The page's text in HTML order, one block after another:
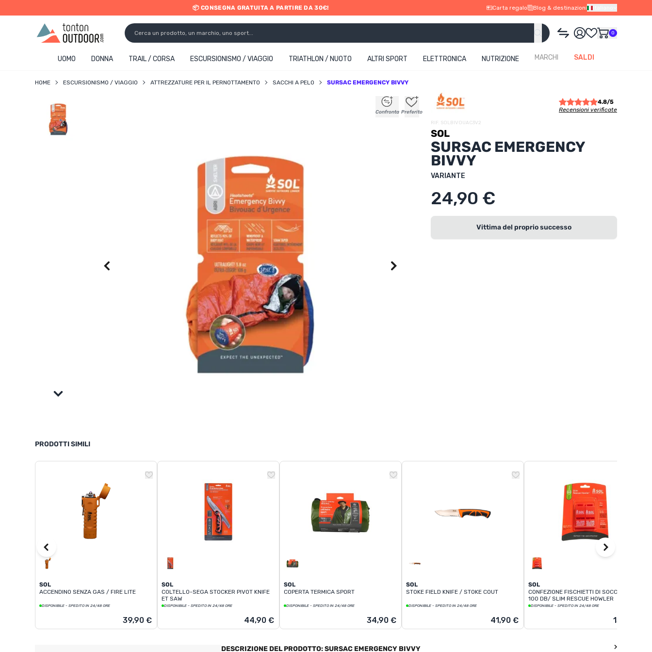
content
📦 CONSEGNA GRATUITA A PARTIRE DA 30€! Carta regalo Blog & destinazioni Italiano
0
UOMO DONNA TRAIL / CORSA ESCURSIONISMO / VIAGGIO TRIATHLON / NUOTO ALTRI SPORT ELETTRONICA NUTRIZIONE MARCHI SALDI
HOME ESCURSIONISMO / VIAGGIO ATTREZZATURE PER IL PERNOTTAMENTO SACCHI A PELO SURSAC EMERGENCY BIVVY
+
+
Confronta
+
+
Preferito
4.8/5
Recensioni verificate
RIF. SOLBIVOUAC3V2
SOL
SURSAC EMERGENCY
BIVVY
VARIANTE
24,90 €
Vittima del proprio successo
PRODOTTI SIMILI
SOL
ACCENDINO SENZA GAS / FIRE LITE
DISPONIBILE - SPEDITO IN 24/48 ORE
39,90 €
SOL
COLTELLO-SEGA STOCKER PIVOT KNIFE
ET SAW
DISPONIBILE - SPEDITO IN 24/48 ORE
44,90 €
SOL
COPERTA TERMICA SPORT
DISPONIBILE - SPEDITO IN 24/48 ORE
34,90 €
SOL
STOKE FIELD KNIFE / STOKE COUT
DISPONIBILE - SPEDITO IN 24/48 ORE
41,90 €
SOL
CONFEZIONE FISCHIETTI DI SOCCORSO
100 DB/ SLIM RESCUE HOWLER
DISPONIBILE - SPEDITO IN 24/48 ORE
13,90 €
DESCRIZIONE DEL PRODOTTO: SURSAC EMERGENCY BIVVY